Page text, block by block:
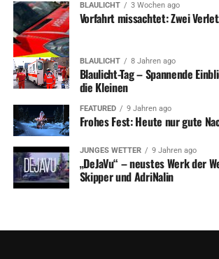
BLAULICHT 3 Wochen ago
Vorfahrt missachtet: Zwei
BLAULICHT 8 Jahren ago
Blaulicht-Tag – Spannende
die Kleinen
FEATURED 9 Jahren ago
Frohes Fest: Heute nur gute
JUNGES WETTER 9 Jahren ago
„DeJaVu“ – neustes Werk der
Skipper und AdriNalin